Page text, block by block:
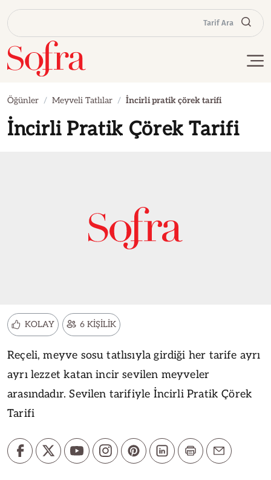
Tarif Ara
Öğünler Meyveli Tatlılar İncirli pratik çörek tarifi
İncirli Pratik Çörek Tarifi
KOLAY 6 KİŞİLİK
Reçeli, meyve sosu tatlısıyla girdiği her tarife ayrı
ayrı lezzet katan incir sevilen meyveler
arasındadır. Sevilen tarifiyle İncirli Pratik Çörek
Tarifi